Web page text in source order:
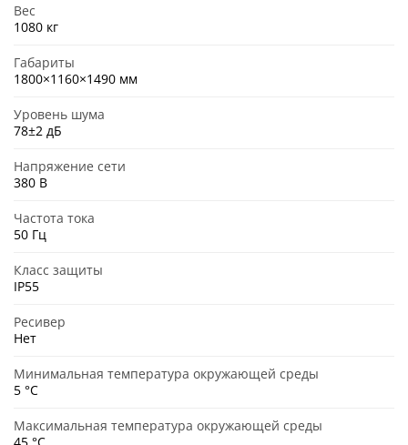
Вес
1080 кг
Габариты
1800×1160×1490 мм
Уровень шума
78±2 дБ
Напряжение сети
380 В
Частота тока
50 Гц
Класс защиты
IP55
Ресивер
Нет
Минимальная температура окружающей среды
5 °C
Максимальная температура окружающей среды